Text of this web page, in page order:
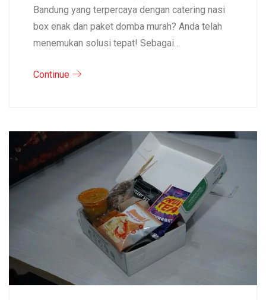
Bandung yang terpercaya dengan catering nasi
box enak dan paket domba murah? Anda telah
menemukan solusi tepat! Sebagai…
Continue